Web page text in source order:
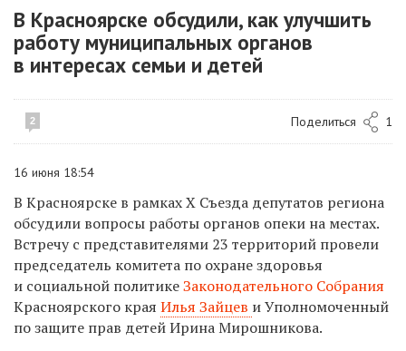
В Красноярске обсудили, как улучшить
работу муниципальных органов
в интересах семьи и детей
2 Поделиться 1
16 июня 18:54
В Красноярске в рамках X Съезда депутатов региона
обсудили вопросы работы органов опеки на местах.
Встречу с представителями 23 территорий провели
председатель комитета по охране здоровья
и социальной политикеЗаконодательного Собрания
Красноярского края Илья Зайцев и Уполномоченный
по защите прав детей Ирина Мирошникова.